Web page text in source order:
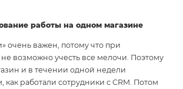
работы на одном магазине
очень важен, потому что при
возможно учесть все мелочи. Поэтому
и в течении одной недели
как работали сотрудники с CRM. Потом